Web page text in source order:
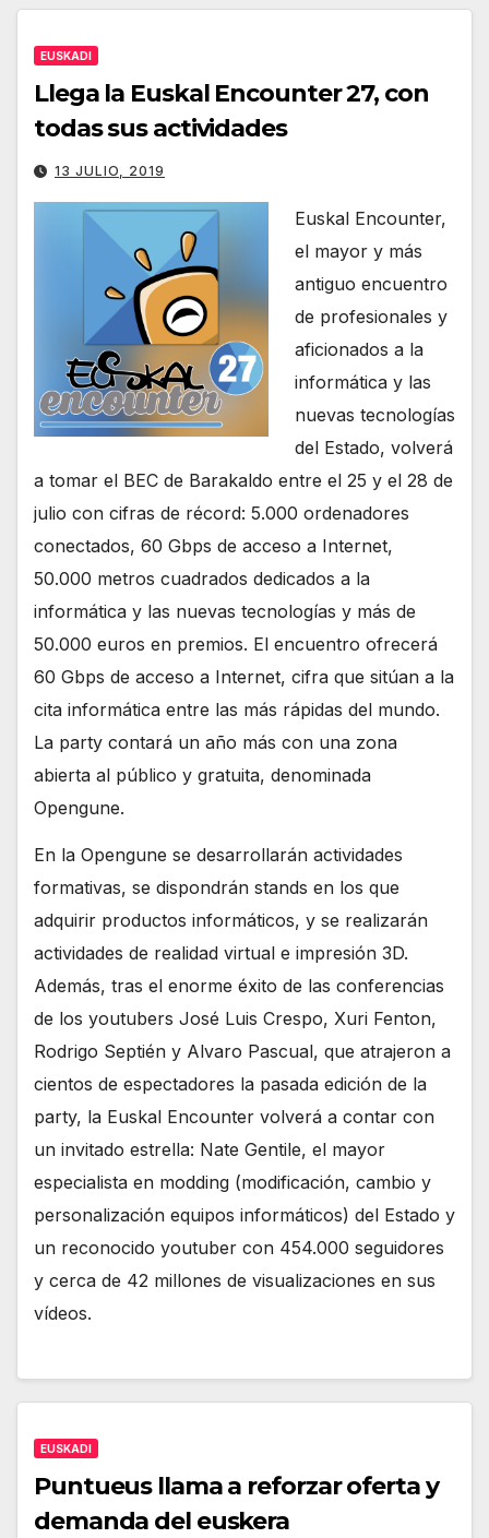
EUSKADI
Llega la Euskal Encounter 27, con
todas sus actividades
13 JULIO, 2019
Euskal Encounter,
el mayor y más
antiguo encuentro
de profesionales y
aficionados a la
informática y las
nuevas tecnologías
del Estado, volverá
a tomar el BEC de Barakaldo entre el 25 y el 28 de
julio con cifras de récord: 5.000 ordenadores
conectados, 60 Gbps de acceso a Internet,
50.000 metros cuadrados dedicados a la
informática y las nuevas tecnologías y más de
50.000 euros en premios. El encuentro ofrecerá
60 Gbps de acceso a Internet, cifra que sitúan a la
cita informática entre las más rápidas del mundo.
La party contará un año más con una zona
abierta al público y gratuita, denominada
Opengune.
En la Opengune se desarrollarán actividades
formativas, se dispondrán stands en los que
adquirir productos informáticos, y se realizarán
actividades de realidad virtual e impresión 3D.
Además, tras el enorme éxito de las conferencias
de los youtubers José Luis Crespo, Xuri Fenton,
Rodrigo Septién y Alvaro Pascual, que atrajeron a
cientos de espectadores la pasada edición de la
party, la Euskal Encounter volverá a contar con
un invitado estrella: Nate Gentile, el mayor
especialista en modding (modificación, cambio y
personalización equipos informáticos) del Estado y
un reconocido youtuber con 454.000 seguidores
y cerca de 42 millones de visualizaciones en sus
vídeos.
EUSKADI
Puntueus llama a reforzar oferta y
demanda del euskera